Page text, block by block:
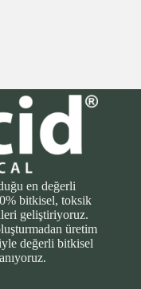
en değerli
bitkisel, toksik
geliştiriyoruz.
üretim
değerli bitkisel